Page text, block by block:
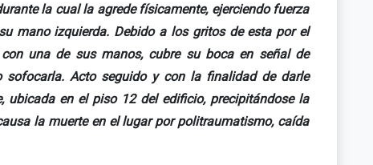
la cual la agrede físicamente, ejerciendo fuerza
mano izquierda. Debido a los gritos de esta por el
una de sus manos, cubre su boca en señal de
Acto seguido y con la finalidad de darle
en el piso 12 del edificio, precipitándose la
la muerte en el lugar por politraumatismo, caída